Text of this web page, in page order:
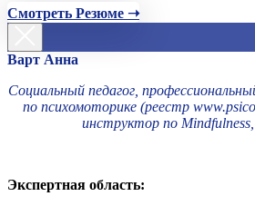
Смотреть Резюме ➝
Варт Анна
Социальный педагог,
по психомоторике (реестр
инструктор по Mindfulness,
Экспертная область: